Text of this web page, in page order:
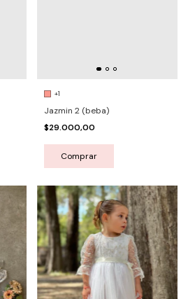
+1
Jazmin 2 (beba)
$29.000,00
Comprar